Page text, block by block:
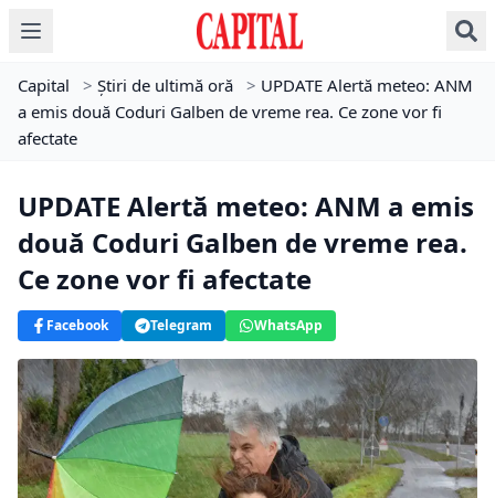
Capital > Știri de ultimă oră > UPDATE Alertă meteo: ANM
a emis două Coduri Galben de vreme rea. Ce zone vor fi
afectate
UPDATE Alertă meteo: ANM a emis
două Coduri Galben de vreme rea.
Ce zone vor fi afectate
Facebook Telegram WhatsApp